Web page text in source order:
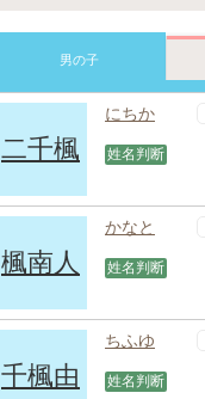
男の子
二千楓
にちか
姓名判断
楓南人
かなと
姓名判断
千楓由
ちふゆ
姓名判断